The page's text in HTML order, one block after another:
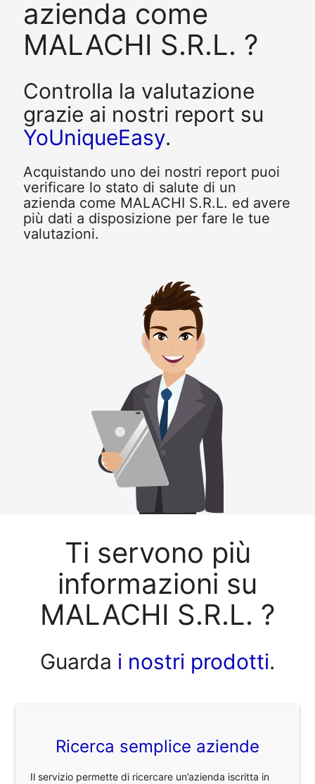
azienda come
MALACHI S.R.L. ?
Controlla la valutazione
grazie ai nostri report su
YoUniqueEasy.
Acquistando uno dei nostri report puoi
verificare lo stato di salute di un
azienda come MALACHI S.R.L. ed avere
più dati a disposizione per fare le tue
valutazioni.
Ti servono più
informazioni su
MALACHI S.R.L. ?
Guarda i nostri prodotti.
Ricerca semplice aziende
Il servizio permette di ricercare un’azienda iscritta in